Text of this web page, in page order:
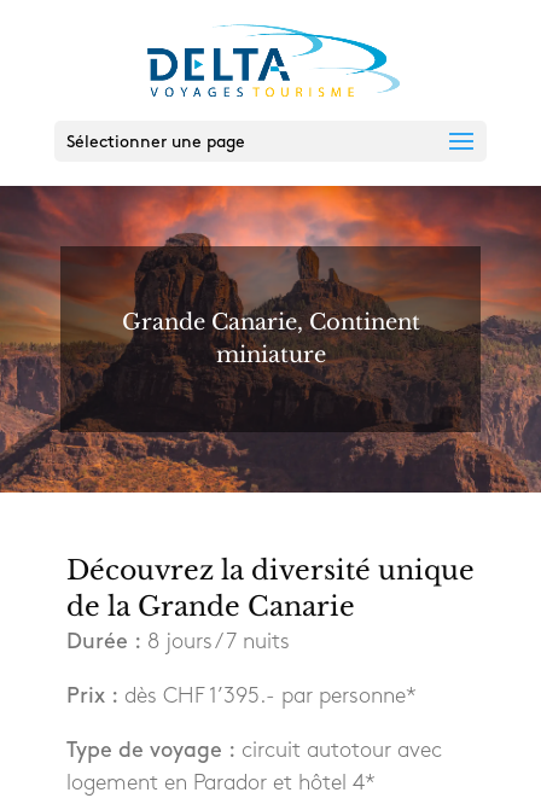
Sélectionner une page
Grande Canarie, Continent
miniature
Découvrez la diversité unique
de la Grande Canarie
Durée : 8 jours / 7 nuits
Prix : dès CHF 1’395.- par personne*
Type de voyage : circuit autotour avec
logement en Parador et hôtel 4*